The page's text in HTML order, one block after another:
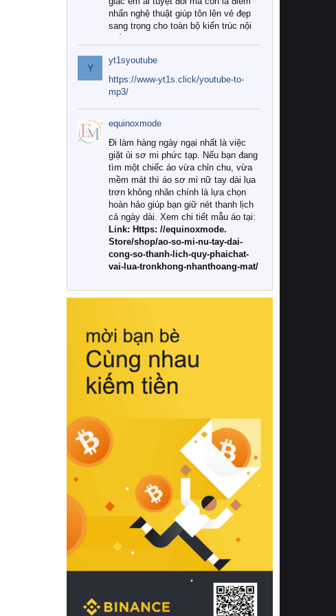
nhấn nghệ thuật giúp tôn lên vẻ đẹp
sang trọng cho toàn bộ kiến trúc nội
Tuy nhiên, giữa thị trường đa dạng
với vô vàn thương hiệu và mẫu mã
như hiện nay, làm thế nào để chọn
được những bộ chăn ga gối đệm cao
cấp thực sự chất lượng, phù hợp với
khí hậu và nhu cầu sử dụng của gia
đình? Hãy cùng chúng tôi đi tìm lời
giải đáp chi tiết qua bài viết dưới đây.
1. Tại sao các gia đình hiện đại lại ưa
chuộng chăn ga gối đệm cao cấp?
Khác với các dòng sản phẩm thông
thường, những bộ chăn ga gối đệm
cao cấp trải qua quy trình sản xuất
nghiêm ngặt từ khâu chọn lọc nguyên
liệu tự nhiên đến công nghệ dệt
nhuộm hiện đại không chứa hóa chất
này, bạn sẽ cảm nhận rõ rệt sự khác
hồi chuẩn xác của phần đệm nâng đỡ
cột sống.
Bên cạnh đó, việc lựa chọn các dòng
sản phẩm đạt chuẩn chất lượng quốc
tế còn giúp ngăn ngừa tình trạng kích
khuẩn và nấm mốc trong điều kiện
thời tiết nóng ẩm. Bạn có thể tìm hiểu
thêm các nghiên cứu khoa học về tác
động của giấc ngủ và môi trường
phòng ngủ đối với sức khỏe con
người tại Sleep Foundation (External
Link) để có cái nhìn toàn diện hơn.
2. Các tiêu chí vàng khi lựa chọn
chăn ga gối đệm cao cấp cho phòng
ngủ
Để sở hữu một bộ chăn ga gối đệm
cao cấp hoàn hảo cả về thẩm mỹ lẫn
công năng, người tiêu dùng cần cân
nhắc kỹ lưỡng các tiêu chí quan trọng
Y
yt1syoutube
https://www-yt1s.click/youtube-to-
mp3/
equinoxmode
Đi làm hàng ngày ngại nhất là việc
giặt ủi sơ mi phức tạp. Nếu bạn đang
tìm một chiếc áo vừa chỉn chu, vừa
mềm mát thì áo sơ mi nữ tay dài lụa
trơn không nhăn chính là lựa chọn
hoàn hảo giúp bạn giữ nét thanh lịch
cả ngày dài. Xem chi tiết mẫu áo tại:
Link: Https: //equinoxmode.
Store/shop/ao-so-mi-nu-tay-dai-
cong-so-thanh-lich-quy-phaichat-
vai-lua-tronkhong-nhanthoang-mat/